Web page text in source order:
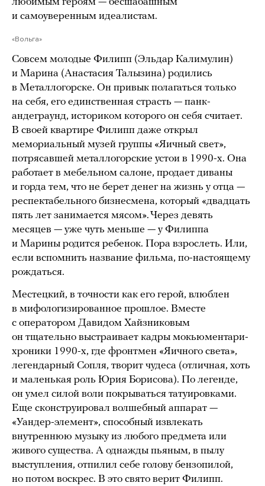
и самоуверенным идеалистам.
«Вольга»
Совсем молодые Филипп (Эльдар Калимулин)
и Марина (Анастасия Талызина) родились
в Металлогорске. Он привык полагаться только
на себя, его единственная страсть — панк-
андеграунд, историком которого он себя считает.
В своей квартире Филипп даже открыл
мемориальный музей группы «Яичный свет»,
потрясавшей металлогорские устои в 1990-х. Она
работает в мебельном салоне, продает диваны
и горда тем, что не берет денег на жизнь у отца —
респектабельного бизнесмена, который «двадцать
пять лет занимается мясом». Через девять
месяцев — уже чуть меньше — у Филиппа
и Марины родится ребенок. Пора взрослеть. Или,
если вспомнить название фильма, по-настоящему
рождаться.
Местецкий, в точности как его герой, влюблен
в мифологизированное прошлое. Вместе
с оператором Давидом Хайзниковым
он тщательно выстраивает кадры мокьюментари-
хроники 1990-х, где фронтмен «Яичного света»,
легендарный Сопля, творит чудеса (отличная, хоть
и маленькая роль Юрия Борисова). По легенде,
он умел силой воли покрываться татуировками.
Еще сконструировал волшебный аппарат —
«Уандер-элемент», способный извлекать
внутреннюю музыку из любого предмета или
живого существа. А однажды пьяным, в пылу
выступления, отпилил себе голову бензопилой,
но потом воскрес. В это свято верит Филипп.